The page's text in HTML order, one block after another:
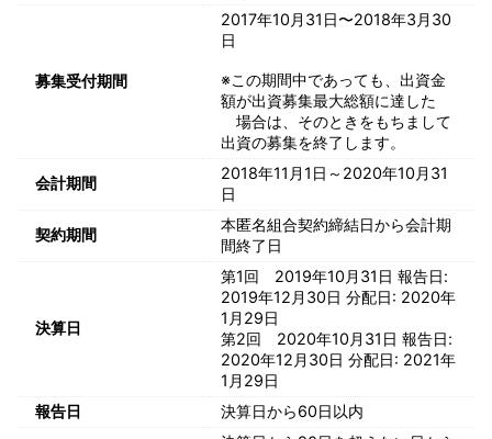
募集受付期間
2017年10月31日〜2018年3月30
日
※この期間中であっても、出資金
額が出資募集最大総額に達した
場合は、そのときをもちまして
出資の募集を終了します。
会計期間
2018年11月1日～2020年10月31
日
契約期間
本匿名組合契約締結日から会計期
間終了日
決算日
第1回 2019年10月31日 報告日:
2019年12月30日 分配日: 2020年
1月29日
第2回 2020年10月31日 報告日:
2020年12月30日 分配日: 2021年
1月29日
報告日
決算日から60日以内